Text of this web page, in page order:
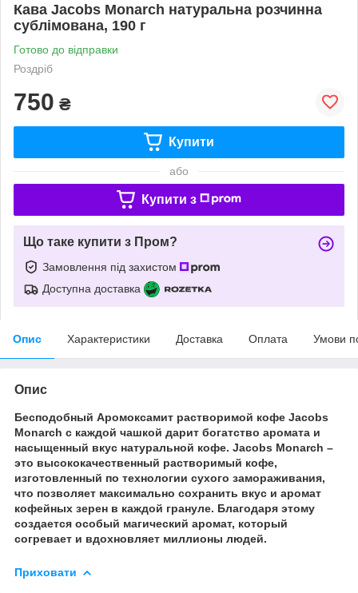
Кава Jacobs Monarch натуральна розчинна
сублімована, 190 г
Готово до відправки
Роздріб
750 ₴
Купити
або
Купити з
Що таке купити з Пром?
Замовлення під захистом
Доступна доставка
Опис Характеристики Доставка Оплата Умови
Опис
Бесподобный Аромоксамит растворимой кофе Jacobs
Monarch с каждой чашкой дарит богатство аромата и
насыщенный вкус натуральной кофе. Jacobs Monarch –
это высококачественный растворимый кофе,
изготовленный по технологии сухого замораживания,
что позволяет максимально сохранить вкус и аромат
кофейных зерен в каждой грануле. Благодаря этому
создается особый магический аромат, который
согревает и вдохновляет миллионы людей.
Приховати